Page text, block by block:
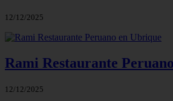
12/12/2025
Rami Restaurante
12/12/2025